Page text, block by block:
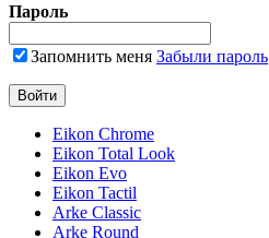
Пароль
Запомнить меня Забыли пароль
Eikon Chrome
Eikon Total Look
Eikon Evo
Eikon Tactil
Arke Classic
Arke Round